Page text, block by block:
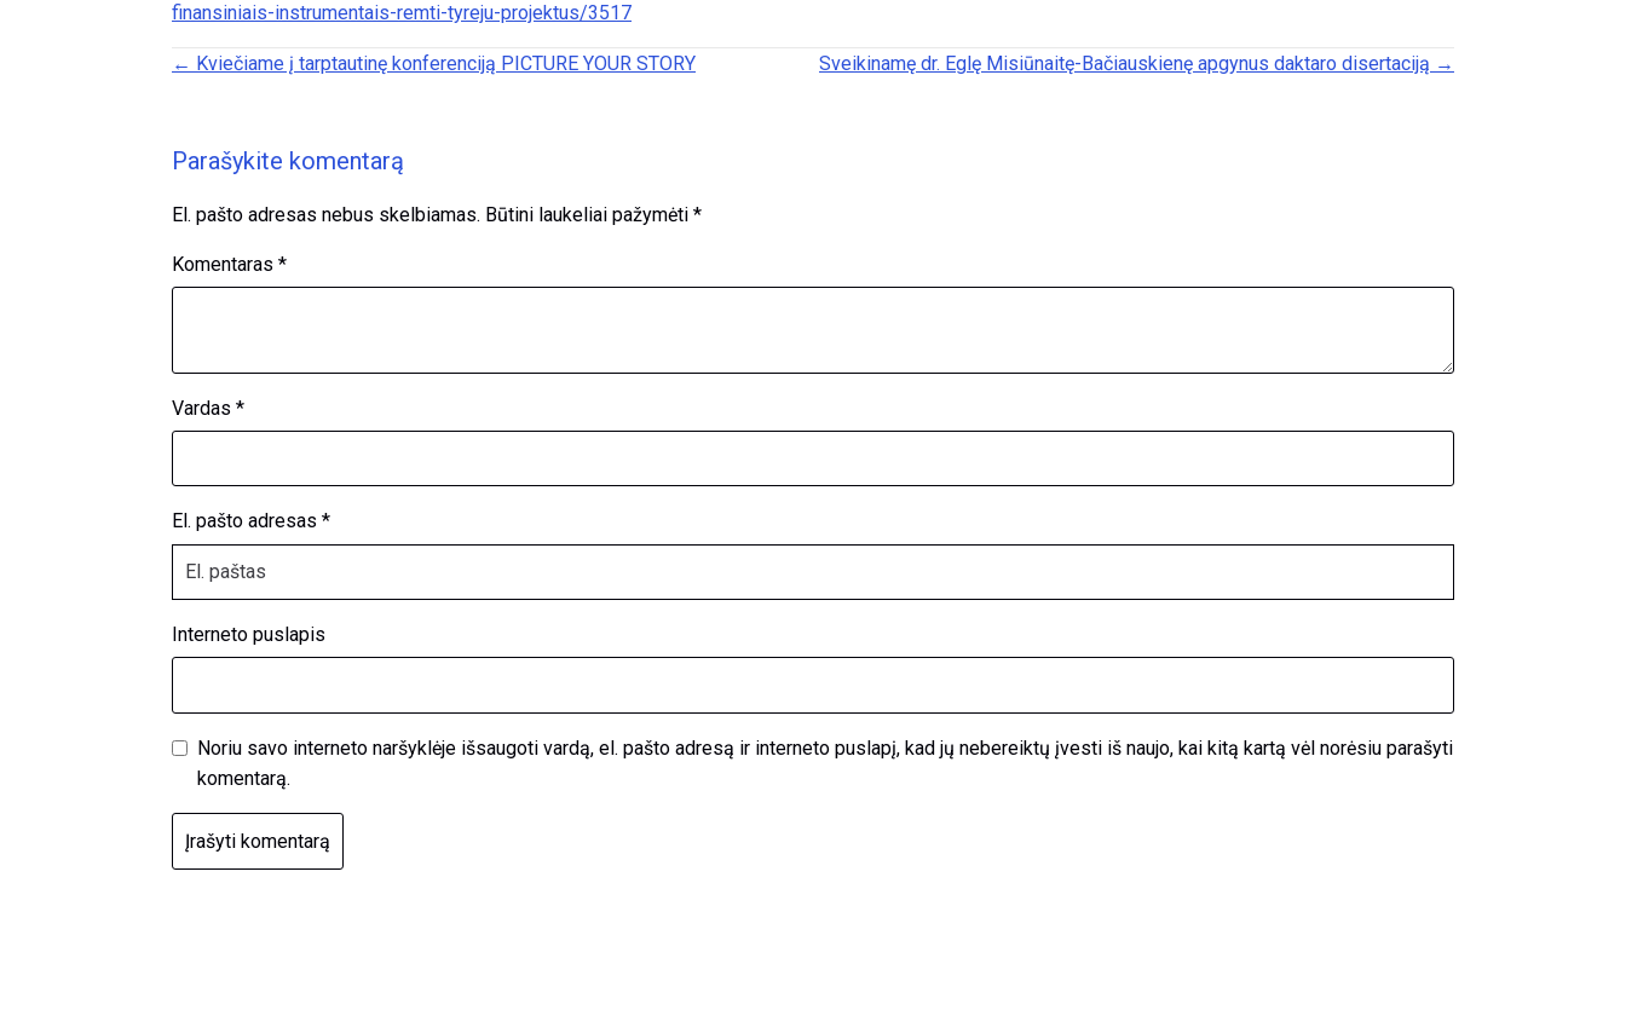
finansiniais-instrumentais-remti-tyreju-projektus/3517
Posts navigation
← Kviečiame į tarptautinę konferenciją PICTURE YOUR STORY Sveikinamę dr. Eglę Misiūnaitę-Bačiauskienę apgynus daktaro disertaciją →
Parašykite komentarą
El. pašto adresas nebus skelbiamas. Būtini laukeliai pažymėti *
Komentaras *
Vardas *
El. pašto adresas *
Interneto puslapis
Noriu savo interneto naršyklėje išsaugoti vardą, el. pašto adresą ir interneto puslapį, kad jų nebereiktų įvesti iš naujo, kai kitą kartą vėl norėsiu parašyti
komentarą.